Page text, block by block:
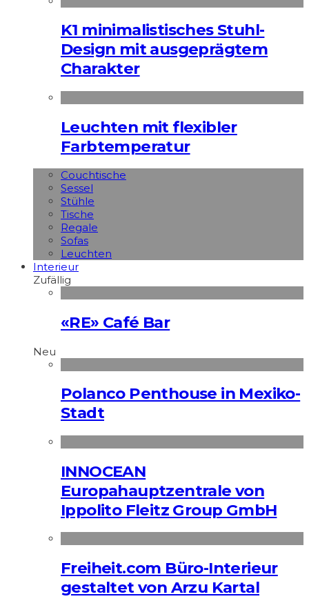
K1 minimalistisches Stuhl-
Design mit ausgeprägtem
Charakter
Leuchten mit flexibler
Farbtemperatur
Couchtische
Sessel
Stühle
Tische
Regale
Sofas
Leuchten
Interieur
Zufällig
«RE» Café Bar
Neu
Polanco Penthouse in Mexiko-
Stadt
INNOCEAN
Europahauptzentrale von
Ippolito Fleitz Group GmbH
Freiheit.com Büro-Interieur
gestaltet von Arzu Kartal